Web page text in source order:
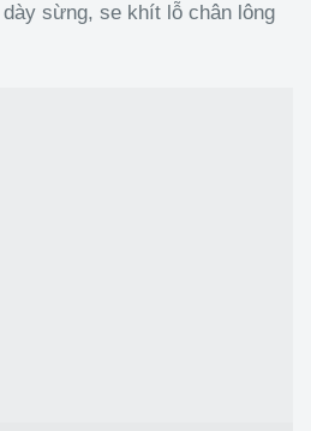
sừng, se khít lỗ chân lông